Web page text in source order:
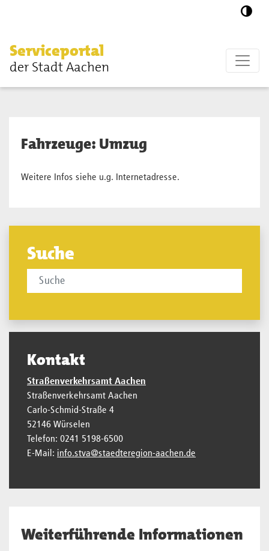
Serviceportal
der Stadt Aachen
Fahrzeuge: Umzug
Weitere Infos siehe u.g. Internetadresse.
Suche
Kontakt
Straßenverkehrsamt Aachen
Straßenverkehrsamt Aachen
Carlo-Schmid-Straße 4
52146 Würselen
Telefon: 0241 5198-6500
E-Mail: info.stva@staedteregion-aachen.de
Weiterführende Informationen